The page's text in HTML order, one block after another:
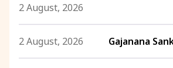
2 August, 2026
2 August, 2026 Gajanana